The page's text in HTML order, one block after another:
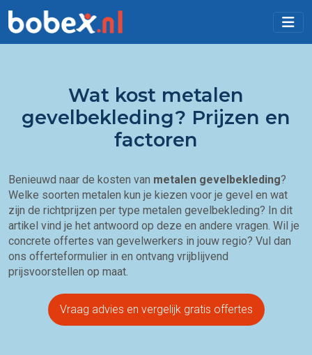
Wat kost metalen
gevelbekleding? Prijzen en
factoren
Benieuwd naar de kosten van metalen gevelbekleding?
Welke soorten metalen kun je kiezen voor je gevel en wat
zijn de richtprijzen per type metalen gevelbekleding? In dit
artikel vind je het antwoord op deze en andere vragen. Wil je
concrete offertes van gevelwerkers in jouw regio? Vul dan
ons offerteformulier in en ontvang vrijblijvend
prijsvoorstellen op maat.
Vraag advies en vergelijk gratis offertes